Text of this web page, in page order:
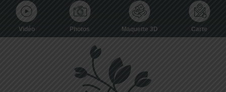
Vidéo Photos Maquette 3D Carte